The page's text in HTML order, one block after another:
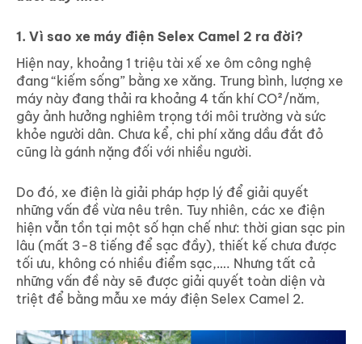
1. Vì sao xe máy điện Selex Camel 2 ra đời?
Hiện nay, khoảng 1 triệu tài xế xe ôm công nghệ
đang “kiếm sống” bằng xe xăng. Trung bình, lượng xe
máy này đang thải ra khoảng 4 tấn khí CO²/năm,
gây ảnh hưởng nghiêm trọng tới môi trường và sức
khỏe người dân. Chưa kể, chi phí xăng dầu đắt đỏ
cũng là gánh nặng đối với nhiều người.
Do đó, xe điện là giải pháp hợp lý để giải quyết
những vấn đề vừa nêu trên. Tuy nhiên, các xe điện
hiện vẫn tồn tại một số hạn chế như: thời gian sạc pin
lâu (mất 3-8 tiếng để sạc đầy), thiết kế chưa được
tối ưu, không có nhiều điểm sạc,…. Nhưng tất cả
những vấn đề này sẽ được giải quyết toàn diện và
triệt để bằng mẫu xe máy điện Selex Camel 2.